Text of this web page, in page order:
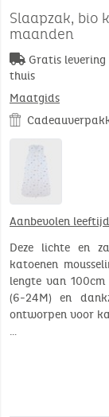
Slaapzak, bio
maanden
Gratis
thuis
Maatgids
Aanbevolen leeftijd
Deze lichte en
katoenen
lengte van
(6-24M) en
ontworpen voor
…